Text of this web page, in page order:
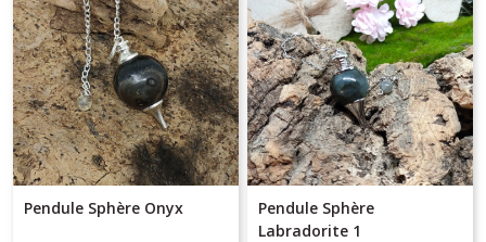
Pendule Sphère Onyx
Pendule Sphère
Labradorite 1